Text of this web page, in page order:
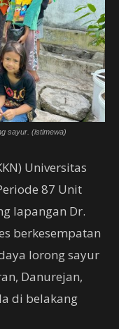
sayur. (istimewa)
Universitas
87 Unit
lapangan Dr.
berkesempatan
lorong sayur
Danurejan,
di belakang